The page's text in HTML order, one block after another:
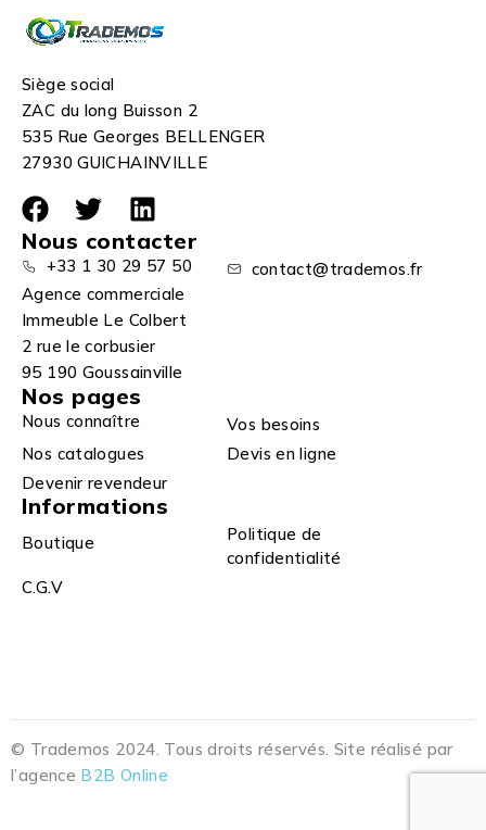
Siège social
ZAC du long Buisson 2
535 Rue Georges BELLENGER
27930 GUICHAINVILLE
Nous contacter
+33 1 30 29 57 50
contact@trademos.fr
Agence commerciale
Immeuble Le Colbert
2 rue le corbusier
95 190 Goussainville
Nos pages
Nous connaître
Vos besoins
Nos catalogues
Devis en ligne
Devenir revendeur
Informations
Boutique
Politique de
confidentialité
C.G.V
© Trademos 2024. Tous droits réservés. Site réalisé par
l’agence B2B Online